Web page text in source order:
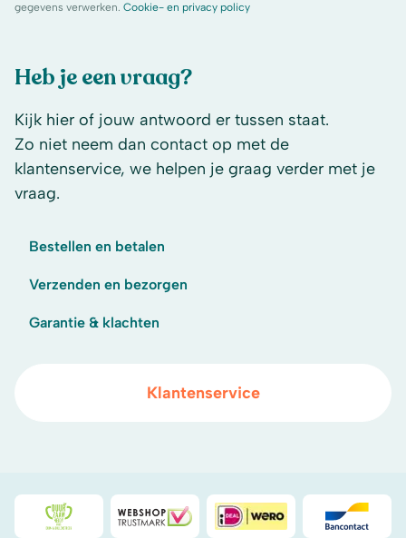
Heb je een vraag?
Kijk hier of jouw antwoord er tussen staat.
Zo niet neem dan contact op met de
klantenservice, we helpen je graag verder met je
vraag.
Bestellen en betalen
Verzenden en bezorgen
Garantie & klachten
Klantenservice
gegevens verwerken. Cookie- en privacy policy
Duurzaamheidsprijs duin- & bollenstreek
WebwinkelKeuriDeal